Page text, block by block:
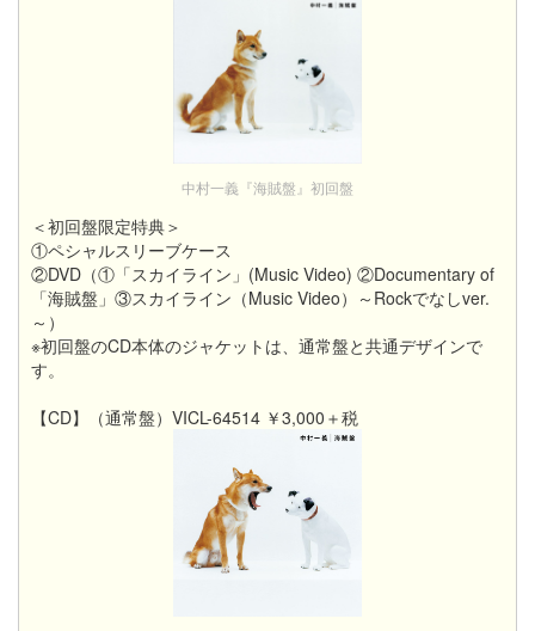
中村一義『海賊盤』初回盤
＜初回盤限定特典＞
①ペシャルスリーブケース
②DVD（①「スカイライン」(Music Video) ②Documentary of
「海賊盤」③スカイライン（Music Video）～Rockでなしver.
～）
※初回盤のCD本体のジャケットは、通常盤と共通デザインで
す。
【CD】（通常盤）VICL-64514 ￥3,000＋税